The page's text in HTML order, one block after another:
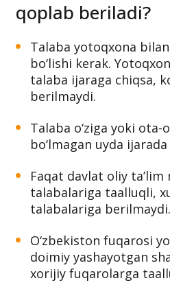
qoplab beriladi?
Talaba yotoqxona
bo‘lishi kerak.
talaba ijaraga chiqsa,
berilmaydi.
Talaba o‘ziga yoki
bo‘lmagan uyda
Faqat davlat oliy ta’lim
talabalariga taalluqli,
talabalariga berilmaydi.
O‘zbekiston fuqarosi
doimiy yashayotgan
xorijiy fuqarolarga